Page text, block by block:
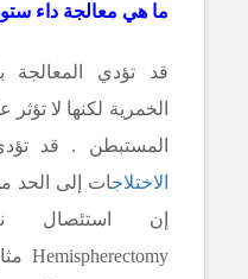
ما هي معالجة داء
قد تؤدي المعالجة
الخمرية لكنها لا
المستبطن . قد
الاختلاجات إلى الحد
إن استئصال
Hemispherectomy